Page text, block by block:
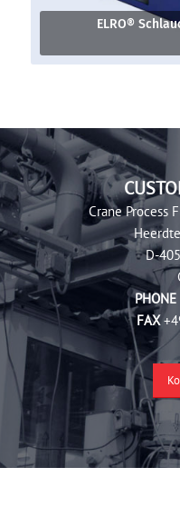
ELRO®
Crane Process
D-
PHONE
FAX